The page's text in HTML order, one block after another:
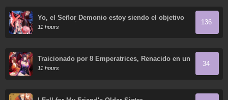
Yo, el Señor Demonio estoy siendo el objetivo
de mis discípulas
11 hours
136
Traicionado por 8 Emperatrices, Renacido en un
Arrepentimiento que Desgarra las Entrañas
11 hours
34